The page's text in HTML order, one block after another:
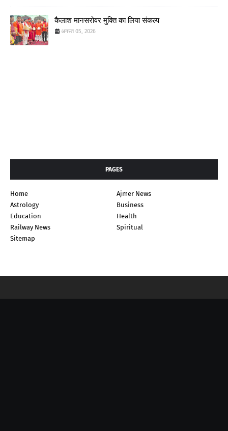
कैलाश मानसरोवर मुक्ति का लिया संकल्प
अगस्त 05, 2026
PAGES
Home
Ajmer News
Astrology
Business
Education
Health
Railway News
Spiritual
Sitemap